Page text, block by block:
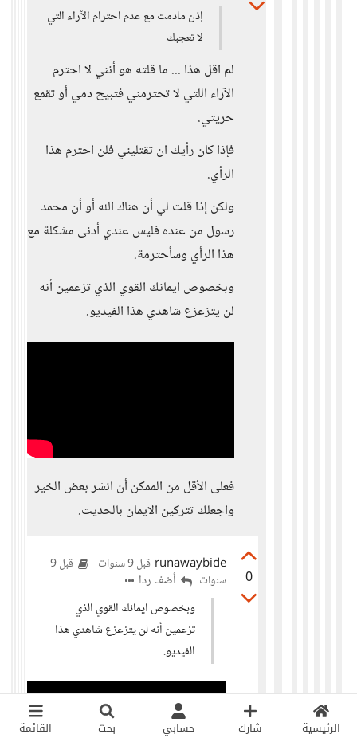
الرئيسية شارك حسابي بحث القائمة
إذن مادمت مع عدم احترام الآراء التي
لا تعجبك
لم اقل هذا ... ما قلته هو أنني لا احترم
الآراء اللتي لا تحترمني فتبيح دمي أو تقمع
حريتي.
فإذا كان رأيك ان تقتليني فلن احترم هذا
الرأي.
ولكن إذا قلت لي أن هناك الله أو أن محمد
رسول من عنده فليس عندي أدنى مشكلة مع
هذا الرأي وسأحترمة.
وبخصوص ايمانك القوي الذي تزعمين أنه
لن يتزعزع شاهدي هذا الفيديو.
فعلى الأقل من الممكن أن انشر بعض الخير
واجعلك تتركين الايمان بالحديث.
0
runawaybide قبل 9 سنوات
قبل 9
سنوات
أضف ردا
وبخصوص ايمانك القوي الذي
تزعمين أنه لن يتزعزع شاهدي هذا
الفيديو.